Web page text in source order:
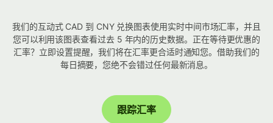
我们的互动式 CAD 到 CNY 兑换图表使用实时中间市场汇率，并且
您可以利用该图表查看过去 5 年内的历史数据。正在等待更优惠的
汇率？立即设置提醒，我们将在汇率更合适时通知您。借助我们的
每日摘要，您绝不会错过任何最新消息。
跟踪汇率